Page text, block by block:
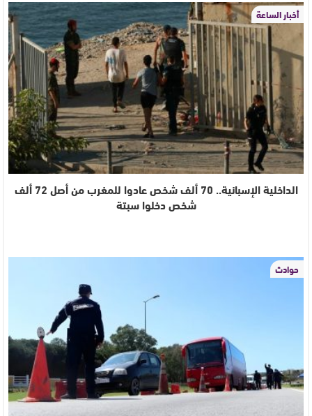
أخبار الساعة
الداخلية الإسبانية.. 70 ألف شخص عادوا للمغرب من أصل 72 ألف
شخص دخلوا سبتة
حوادث